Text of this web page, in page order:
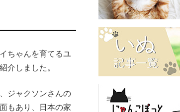
ちゃんを育てるユ
介しました。
ジャクソンさんの
もあり、日本の家